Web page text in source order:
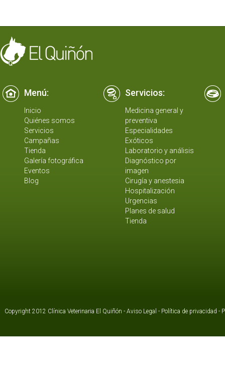
Menú: Servicios:
Inicio
Quiénes somos
Servicios
Campañas
Tienda
Galería fotográfica
Eventos
Blog
Medicina general y
preventiva
Especialidades
Exóticos
Laboratorio y análisis
Diagnóstico por
imagen
Cirugía y anestesia
Hospitalización
Urgencias
Planes de salud
Tienda
Copyright 2012 Clínica Veterinaria El Quiñón - Aviso Legal - Política de privacidad -